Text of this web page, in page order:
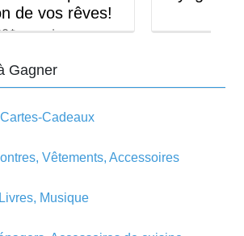
de vos rêves!
en prix
Gagner
Cadeaux
Vêtements, Accessoires
Musique